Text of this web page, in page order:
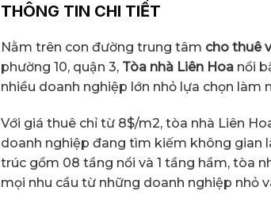
THÔNG TIN CHI TIẾT
Nằm trên con đường trung tâm cho thuê
phường 10, quận 3, Tòa nhà Liên Hoa nổi
nhiều doanh nghiệp lớn nhỏ lựa chọn làm
Với giá thuê chỉ từ 8$/m2, tòa nhà Liên
doanh nghiệp đang tìm kiếm không gian
trúc gồm 08 tầng nổi và 1 tầng hầm, tòa
mọi nhu cầu từ những doanh nghiệp nhỏ